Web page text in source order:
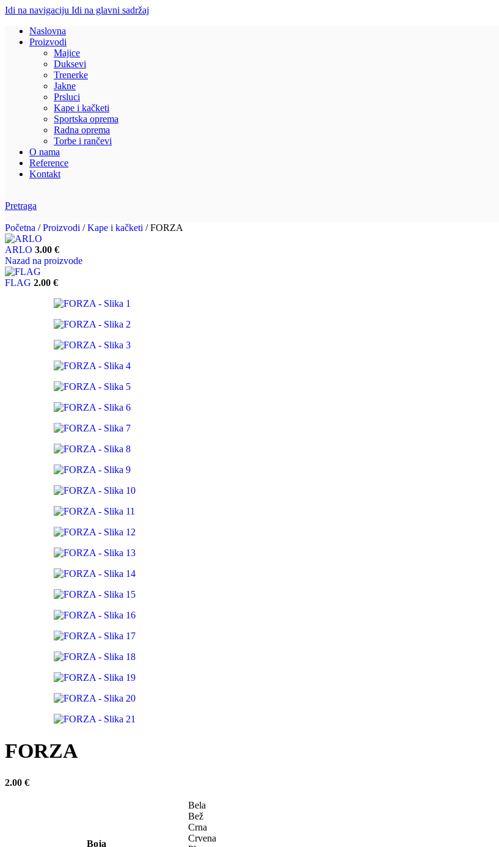
Idi na navigaciju Idi na glavni sadržaj
Naslovna
Proizvodi
Majice
Duksevi
Trenerke
Jakne
Prsluci
Kape i kačketi
Sportska oprema
Radna oprema
Torbe i rančevi
O nama
Reference
Kontakt
Pretraga
Početna / Proizvodi / Kape i kačketi / FORZA
ARLO 3.00 €
Nazad na proizvode
FLAG 2.00 €
FORZA
2.00 €
Boja
Bela
Bež
Crna
Crvena